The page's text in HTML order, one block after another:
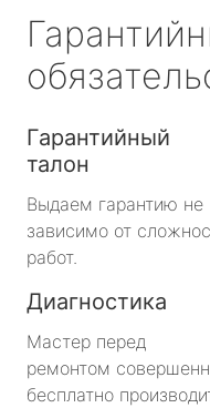
Гарантийный
талон
Выдаем гарантию не
зависимо от
работ.
Диагностика
Мастер перед
ремонтом
бесплатно